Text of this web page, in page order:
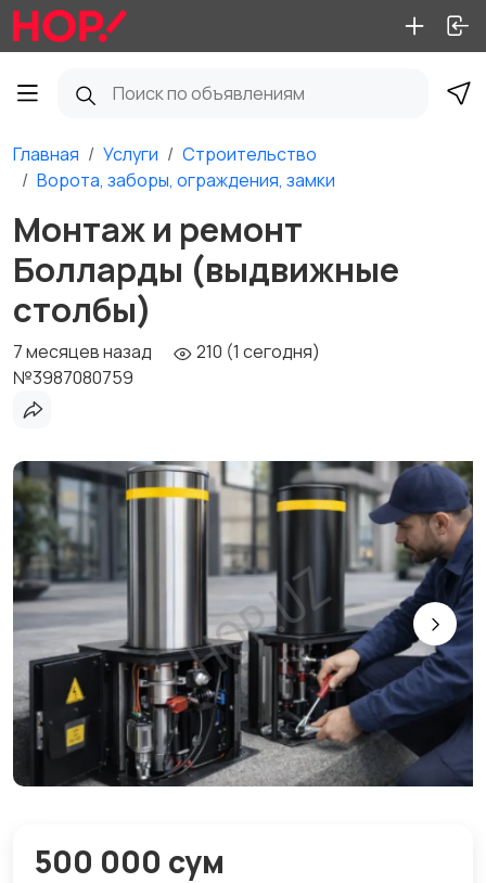
Главная Услуги
Строительство
Ворота, заборы, ограждения, замки
Монтаж и ремонт
Болларды (выдвижные
столбы)
7 месяцев назад
210 (1 сегодня)
№3987080759
500 000 сум